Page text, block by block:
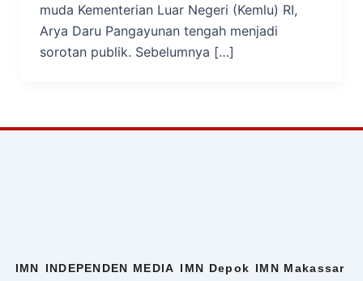
muda Kementerian Luar Negeri (Kemlu) RI,
Arya Daru Pangayunan tengah menjadi
sorotan publik. Sebelumnya […]
IMN INDEPENDEN MEDIA IMN Depok IMN Makassar